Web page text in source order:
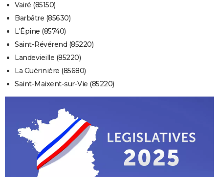
Vairé (85150)
Barbâtre (85630)
L'Épine (85740)
Saint-Révérend (85220)
Landevieille (85220)
La Guérinière (85680)
Saint-Maixent-sur-Vie (85220)